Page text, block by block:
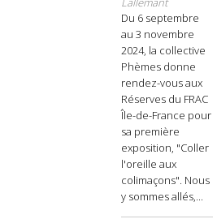
Du 6 septembre
au 3 novembre
2024, la collective
Phèmes donne
rendez-vous aux
Réserves du FRAC
Île-de-France pour
sa première
exposition, "Coller
l'oreille aux
colimaçons". Nous
y sommes allés,...